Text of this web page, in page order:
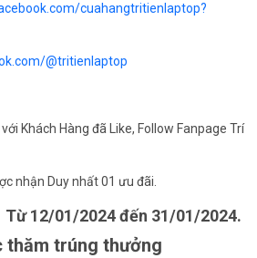
cuahangtritienlaptop?
@tritienlaptop
Khách Hàng đã Like, Follow Fanpage Trí
nhận Duy nhất 01 ưu đãi.
12/01/2024 đến 31/01/2024.
thăm trúng thưởng